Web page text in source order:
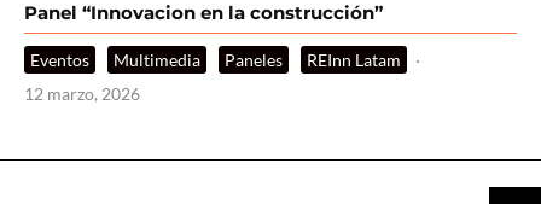
Panel “Innovacion en la construcción”
Eventos Multimedia Paneles REInn Latam
·
12 marzo, 2026